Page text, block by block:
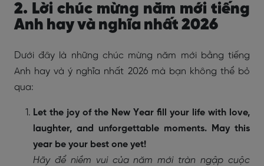
2. Lời chúc mừng năm mới tiếng
Anh hay và nghĩa nhất 2026
Dưới đây là những chúc mừng năm mới bằng tiếng
Anh hay và ý nghĩa nhất 2026 mà bạn không thể bỏ
qua:
Let the joy of the New Year fill your life with love,
laughter, and unforgettable moments. May this
year be your best one yet!
Hãy để niềm vui của năm mới tràn ngập cuộc